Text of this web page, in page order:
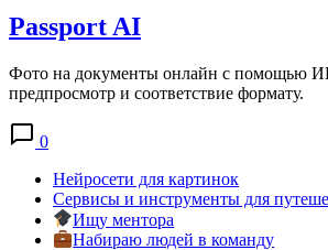
Passport AI
Фото на документы онлайн с помощью
предпросмотр и соответствие формату.
0
Нейросети для картинок
Сервисы и инструменты для
Ищу ментора
Набираю людей в команду